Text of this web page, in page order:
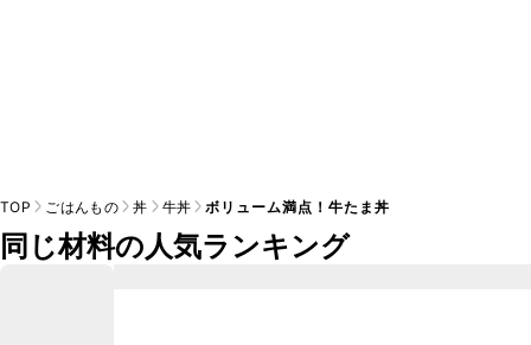
TOP ごはんもの 丼 牛丼 ボリューム満点！牛たま丼
同じ材料の人気ランキング